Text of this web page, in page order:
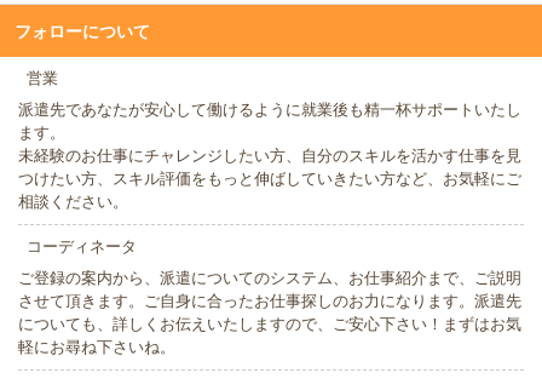
フォローについて
営業
派遣先であなたが安心して働けるように就業後も精一杯サポートいたし
ます。
未経験のお仕事にチャレンジしたい方、自分のスキルを活かす仕事を見
つけたい方、スキル評価をもっと伸ばしていきたい方など、お気軽にご
相談ください。
コーディネータ
ご登録の案内から、派遣についてのシステム、お仕事紹介まで、ご説明
させて頂きます。ご自身に合ったお仕事探しのお力になります。派遣先
についても、詳しくお伝えいたしますので、ご安心下さい！まずはお気
軽にお尋ね下さいね。